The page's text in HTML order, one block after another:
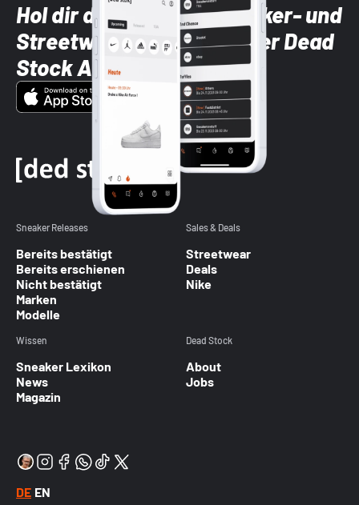
Hol dir die neuesten Sneaker- und
Streetwear-Brands mit der Dead
Stock App
Sneaker Releases
Bereits bestätigt
Bereits erschienen
Nicht bestätigt
Marken
Modelle
Sales & Deals
Streetwear
Deals
Nike
Wissen
Sneaker Lexikon
News
Magazin
Dead Stock
About
Jobs
DE EN